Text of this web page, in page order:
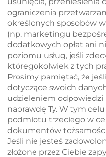
ograniczenia
określonych sposobów
(np. marketingu
dodatkowych opłat ani
poziomu usług, jeśli
któregokolwiek z tych
Prosimy pamiętać, że
dotyczące swoich
udzieleniem odpowiedzi
naprawdę Ty. W tym
podmiotu trzeciego w
dokumentów
Jeśli nie jesteś
złożone przez Ciebie